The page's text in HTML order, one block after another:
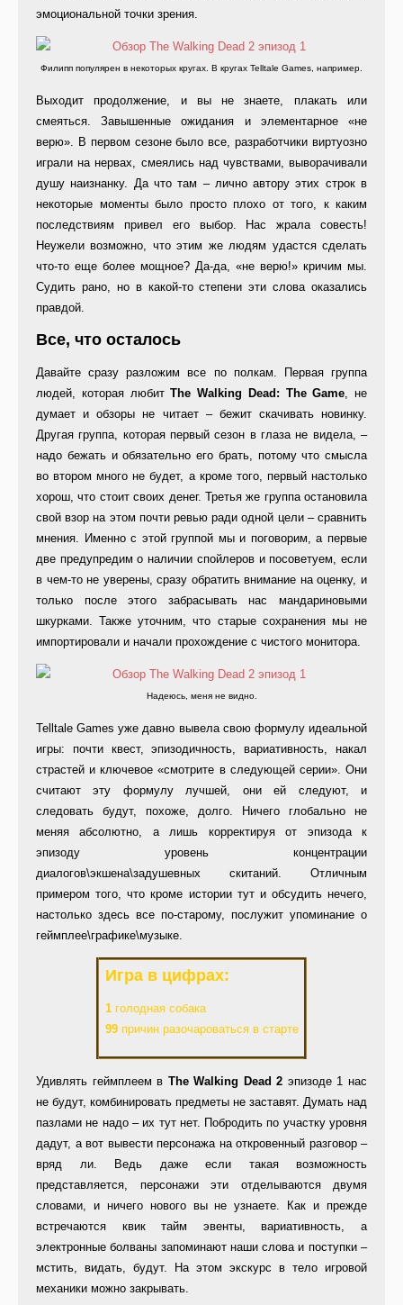
эмоциональной точки зрения.
Филипп популярен в некоторых кругах. В кругах Telltale Games, например.
Выходит продолжение, и вы не знаете, плакать или
смеяться. Завышенные ожидания и элементарное «не
верю». В первом сезоне было все, разработчики виртуозно
играли на нервах, смеялись над чувствами, выворачивали
душу наизнанку. Да что там – лично автору этих строк в
некоторые моменты было просто плохо от того, к каким
последствиям привел его выбор. Нас жрала совесть!
Неужели возможно, что этим же людям удастся сделать
что-то еще более мощное? Да-да, «не верю!» кричим мы.
Судить рано, но в какой-то степени эти слова оказались
правдой.
Все, что осталось
Давайте сразу разложим все по полкам. Первая группа
людей, которая любитThe Walking Dead: The Game, не
думает и обзоры не читает – бежит скачивать новинку.
Другая группа, которая первый сезон в глаза не видела, –
надо бежать и обязательно его брать, потому что смысла
во втором много не будет, а кроме того, первый настолько
хорош, что стоит своих денег. Третья же группа остановила
свой взор на этом почти ревью ради одной цели – сравнить
мнения. Именно с этой группой мы и поговорим, а первые
две предупредим о наличии спойлеров и посоветуем, если
в чем-то не уверены, сразу обратить внимание на оценку, и
только после этого забрасывать нас мандариновыми
шкурками. Также уточним, что старые сохранения мы не
импортировали и начали прохождение с чистого монитора.
Надеюсь, меня не видно.
Telltale Games уже давно вывела свою формулу идеальной
игры: почти квест, эпизодичность, вариативность, накал
страстей и ключевое «смотрите в следующей серии». Они
считают эту формулу лучшей, они ей следуют, и
следовать будут, похоже, долго. Ничего глобально не
меняя абсолютно, а лишь корректируя от эпизода к
эпизоду уровень концентрации
диалогов\экшена\задушевных скитаний. Отличным
примером того, что кроме истории тут и обсудить нечего,
настолько здесь все по-старому, послужит упоминание о
геймплее\графике\музыке.
Игра в цифрах:
1голодная собака
99причин разочароваться в старте
Удивлять геймплеем в The Walking Dead 2 эпизоде 1 нас
не будут, комбинировать предметы не заставят. Думать над
пазлами не надо – их тут нет. Побродить по участку уровня
дадут, а вот вывести персонажа на откровенный разговор –
вряд ли. Ведь даже если такая возможность
представляется, персонажи эти отделываются двумя
словами, и ничего нового вы не узнаете. Как и прежде
встречаются квик тайм эвенты, вариативность, а
электронные болваны запоминают наши слова и поступки –
мстить, видать, будут. На этом экскурс в тело игровой
механики можно закрывать.